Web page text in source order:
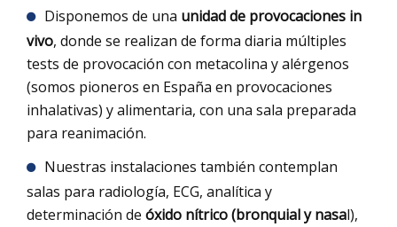
Disponemos de una unidad de provocaciones in
vivo, donde se realizan de forma diaria múltiples
tests de provocación con metacolina y alérgenos
(somos pioneros en España en provocaciones
inhalativas) y alimentaria, con una sala preparada
para reanimación.
Nuestras instalaciones también contemplan
salas para radiología, ECG, analítica y
determinación de óxido nítrico (bronquial y nasal),